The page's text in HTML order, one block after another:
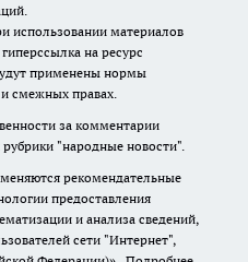
использовании материалов
на ресурс
применены нормы
и смежных правах.
за комментарии
"народные новости".
рекомендательные
предоставления
и анализа сведений,
сети "Интернет",